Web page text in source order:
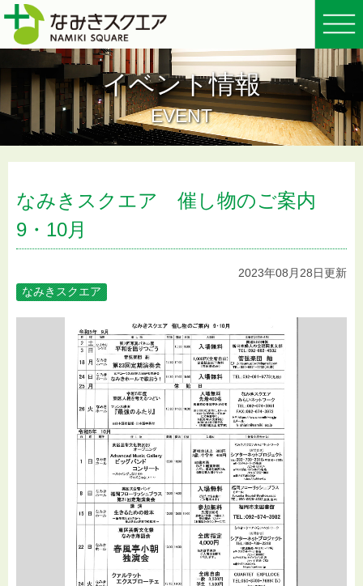
イベント情報
EVENT
なみきスクエア 催し物のご案内
9・10月
2023年08月28日更新
なみきスクエア